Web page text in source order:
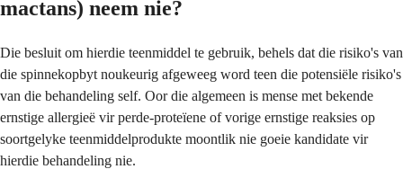
mactans) neem nie?
Die besluit om hierdie teenmiddel te gebruik, behels dat die risiko's van
die spinnekopbyt noukeurig afgeweeg word teen die potensiële risiko's
van die behandeling self. Oor die algemeen is mense met bekende
ernstige allergieë vir perde-proteïene of vorige ernstige reaksies op
soortgelyke teenmiddelprodukte moontlik nie goeie kandidate vir
hierdie behandeling nie.